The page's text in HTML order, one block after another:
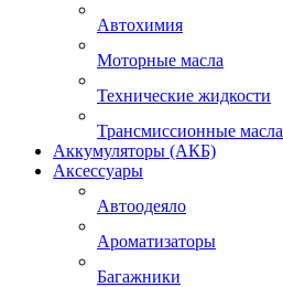
Автохимия
Моторные масла
Технические жидкости
Трансмиссионные масла
Аккумуляторы (АКБ)
Аксессуары
Автоодеяло
Ароматизаторы
Багажники